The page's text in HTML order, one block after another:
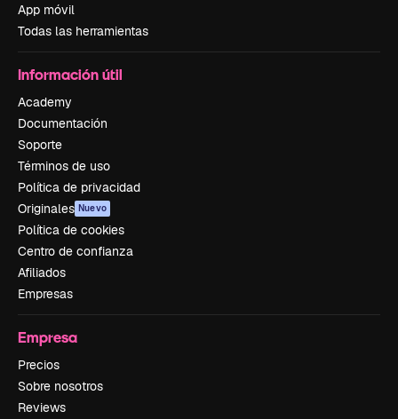
App móvil
Todas las herramientas
Información útil
Academy
Documentación
Soporte
Términos de uso
Política de privacidad
Originales Nuevo
Política de cookies
Centro de confianza
Afiliados
Empresas
Empresa
Precios
Sobre nosotros
Reviews